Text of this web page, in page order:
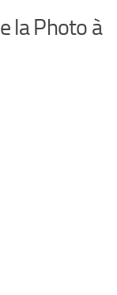
la Photo à